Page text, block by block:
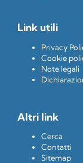
Link utili
Privacy
Cookie
Note legali
Altri link
Cerca
Contatti
Sitemap